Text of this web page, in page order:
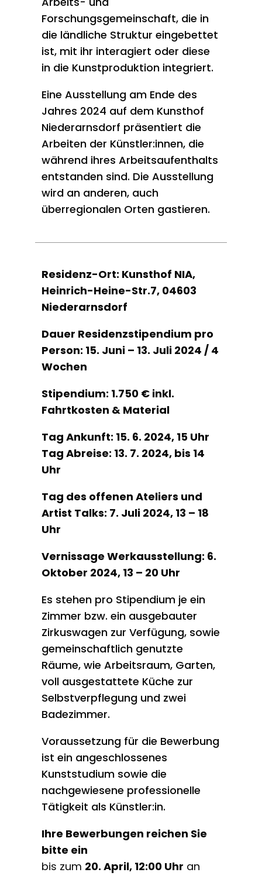
Forschungsgemeinschaft, die in
die ländliche Struktur eingebettet
ist, mit ihr interagiert oder diese
in die Kunstproduktion integriert.
Eine Ausstellung am Ende des
Jahres 2024 auf dem Kunsthof
Niederarnsdorf präsentiert die
Arbeiten der Künstler:innen, die
während ihres Arbeitsaufenthalts
entstanden sind. Die Ausstellung
wird an anderen, auch
überregionalen Orten gastieren.
Residenz-Ort: Kunsthof NIA,
Heinrich-Heine-Str.7, 04603
Niederarnsdorf
Dauer Residenzstipendium pro
Person: 15. Juni – 13. Juli 2024 / 4
Wochen
Stipendium: 1.750 € inkl.
Fahrtkosten & Material
Tag Ankunft: 15. 6. 2024, 15 Uhr
Tag Abreise: 13. 7. 2024, bis 14
Uhr
Tag des offenen Ateliers und
Artist Talks: 7. Juli 2024, 13 – 18
Uhr
Vernissage Werkausstellung: 6.
Oktober 2024, 13 – 20 Uhr
Es stehen pro Stipendium je ein
Zimmer bzw. ein ausgebauter
Zirkuswagen zur Verfügung, sowie
gemeinschaftlich genutzte
Räume, wie Arbeitsraum, Garten,
voll ausgestattete Küche zur
Selbstverpflegung und zwei
Badezimmer.
Voraussetzung für die Bewerbung
ist ein angeschlossenes
Kunststudium sowie die
nachgewiesene professionelle
Tätigkeit als Künstler:in.
Ihre Bewerbungen reichen Sie
bitte ein
bis zum 20. April, 12:00 Uhr an